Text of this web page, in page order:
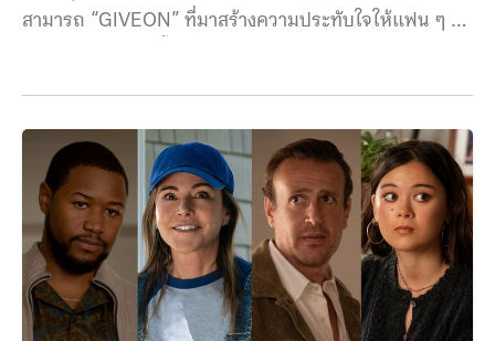
สามารถ “GIVEON” ที่มาสร้างความประทับใจให้แฟน ๆ ที่
ครั้งนี้บรรยากาศเต็มไปด้วยแฟนเพลง GIVEON หลายพัน
ชีวิตที่เข้ามาทำให้ยูโอบี ไลฟ์ดูเล็กลงไปถนัดตา ก่อน
ที่ GIVEON จะขนเพลงอาร์แอนด์บีบีตปังมาเอาใจแฟน ๆ
เพียบไม่ว่าจะเป็น “MUD”, “RATHER BE” รวมไป
ถึง “STILL YOUR BEST” และ “BACKUP PLAN” ปิด
ท้ายการแสดงด้วยเพลงรักเพลงเศร้าสุดฮิตที่วัยรุ่นเจนซีต่าง
ร้องตามกันทั้งฮอลล์ ทั้ง “FAVORITE